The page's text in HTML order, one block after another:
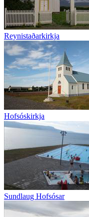
Reynistaðarkirkja
Hofsóskirkja
Sundlaug Hofsósar